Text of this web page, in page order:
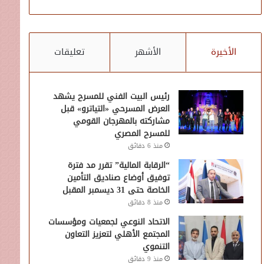
الأخيرة الأشهر تعليقات
رئيس البيت الفني للمسرح يشهد
العرض المسرحي «التياترو» قبل
مشاركته بالمهرجان القومي
للمسرح المصري
منذ 6 دقائق
“الرقابة المالية” تقرر مد فترة
توفيق أوضاع صناديق التأمين
الخاصة حتى 31 ديسمبر المقبل
منذ 8 دقائق
الاتحاد النوعي لجمعيات ومؤسسات
المجتمع الأهلي لتعزيز التعاون
التنموي
منذ 9 دقائق